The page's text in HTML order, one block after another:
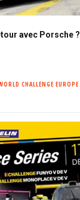
avec Porsche ?
CHALLENGE EUROPE